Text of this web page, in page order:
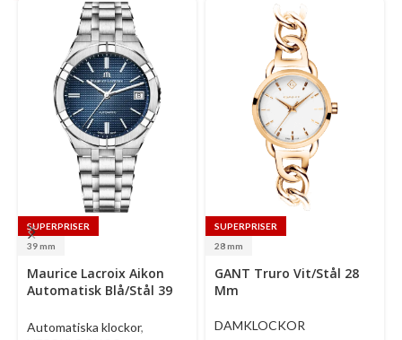
SUPERPRISER
39 mm
Maurice Lacroix Aikon
Automatisk Blå/Stål 39
Automatiska klockor,
SUPERPRISER
28 mm
GANT Truro Vit/Stål 28
Mm
DAMKLOCKOR